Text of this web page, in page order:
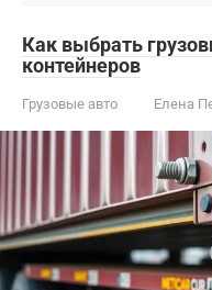
Как выбрать
контейнеров
Грузовые авто Елена